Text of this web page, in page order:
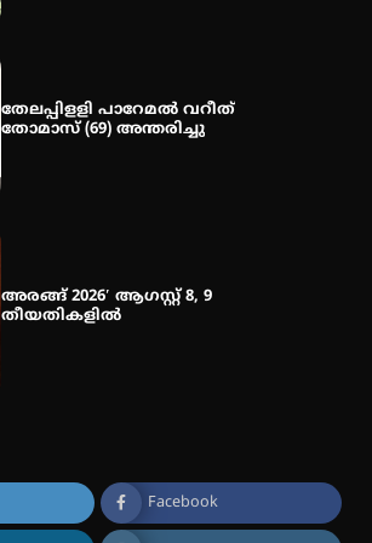
തേലപ്പിളളി പാറേമൽ വറീത്
തോമാസ് (69) അന്തരിച്ചു
അരങ്ങ് 2026′ ആഗസ്റ്റ് 8, 9
തീയതികളിൽ
Facebook